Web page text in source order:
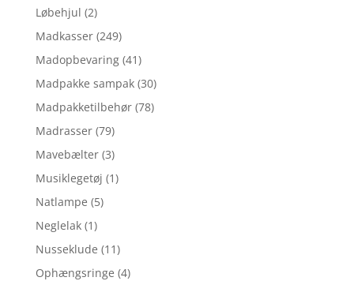
Løbehjul (2)
Madkasser (249)
Madopbevaring (41)
Madpakke sampak (30)
Madpakketilbehør (78)
Madrasser (79)
Mavebælter (3)
Musiklegetøj (1)
Natlampe (5)
Neglelak (1)
Nusseklude (11)
Ophængsringe (4)